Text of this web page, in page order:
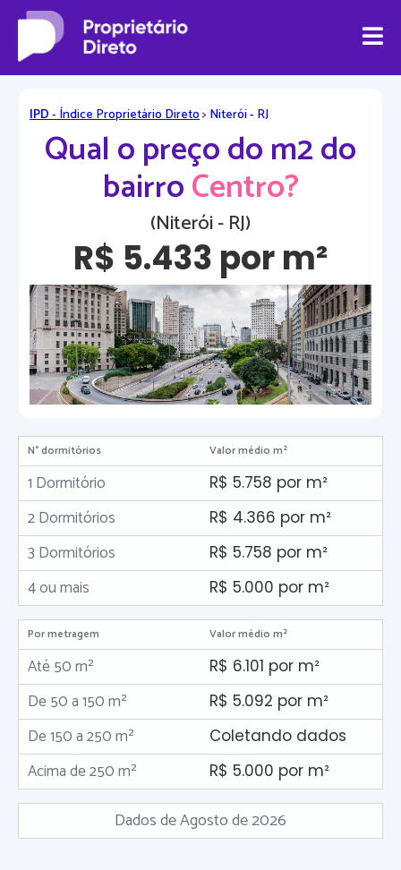
IPD- Índice Proprietário Direto> Niterói - RJ
Qual o preço do m2 do
bairroCentro?
(Niterói - RJ)
R$ 5.433 por m²
N° dormitórios Valor médio m²
1 Dormitório R$ 5.758 por m²
2 Dormitórios R$ 4.366 por m²
3 Dormitórios R$ 5.758 por m²
4 ou mais R$ 5.000 por m²
Por metragem Valor médio m²
Até 50 m² R$ 6.101 por m²
De 50 a 150 m² R$ 5.092 por m²
De 150 a 250 m² Coletando dados
Acima de 250 m² R$ 5.000 por m²
Dados de Agosto de 2026